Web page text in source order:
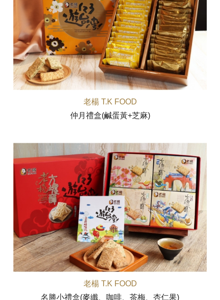
老楊 T.K FOOD
仲月禮盒(鹹蛋黃+芝麻)
老楊 T.K FOOD
名勝小禮盒(麥纖、咖啡、茶梅、杏仁果)